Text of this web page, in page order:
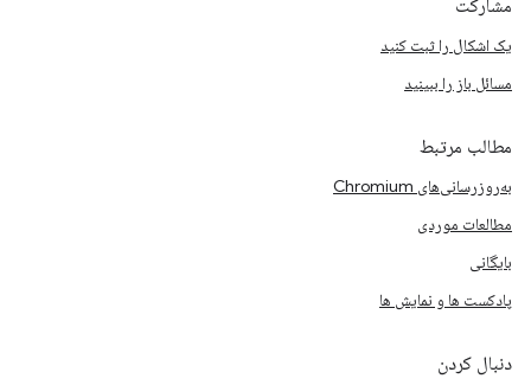
مشارکت
یک اشکال را ثبت کنید
مسائل باز را ببینید
مطالب مرتبط
به‌روزرسانی‌های Chromium
مطالعات موردی
بایگانی
پادکست ها و نمایش ها
دنبال کردن